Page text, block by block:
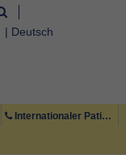
Deutsch
Internationaler Patient +34 971 222 222